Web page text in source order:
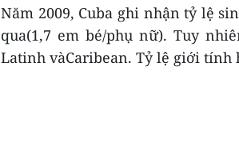
Năm 2009, Cuba ghi nhận tỷ lệ
qua(1,7 em bé/phụ nữ). Tuy
Latinh vàCaribean. Tỷ lệ giới tính